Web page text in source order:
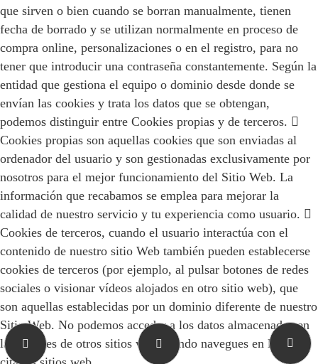
que sirven o bien cuando se borran manualmente, tienen
fecha de borrado y se utilizan normalmente en proceso de
compra online, personalizaciones o en el registro, para no
tener que introducir una contraseña constantemente. Según la
entidad que gestiona el equipo o dominio desde donde se
envían las cookies y trata los datos que se obtengan,
podemos distinguir entre Cookies propias y de terceros. 
Cookies propias son aquellas cookies que son enviadas al
ordenador del usuario y son gestionadas exclusivamente por
nosotros para el mejor funcionamiento del Sitio Web. La
información que recabamos se emplea para mejorar la
calidad de nuestro servicio y tu experiencia como usuario. 
Cookies de terceros, cuando el usuario interactúa con el
contenido de nuestro sitio Web también pueden establecerse
cookies de terceros (por ejemplo, al pulsar botones de redes
sociales o visionar vídeos alojados en otro sitio web), que
son aquellas establecidas por un dominio diferente de nuestro
Sitio Web. No podemos acceder a los datos almacenados en
las cookies de otros sitios web cuando navegues en los